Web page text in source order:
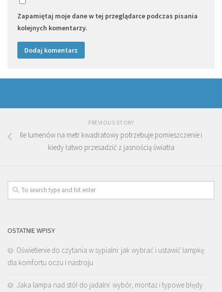
Zapamiętaj moje dane w tej przeglądarce podczas pisania
kolejnych komentarzy.
PREVIOUS STORY
Ile lumenów na metr kwadratowy potrzebuje pomieszczenie i
kiedy łatwo przesadzić z jasnością światła
OSTATNIE WPISY
Oświetlenie do czytania w sypialni: jak wybrać i ustawić lampkę
dla komfortu oczu i nastroju
Jaka lampa nad stół do jadalni: wybór, montaż i typowe błędy